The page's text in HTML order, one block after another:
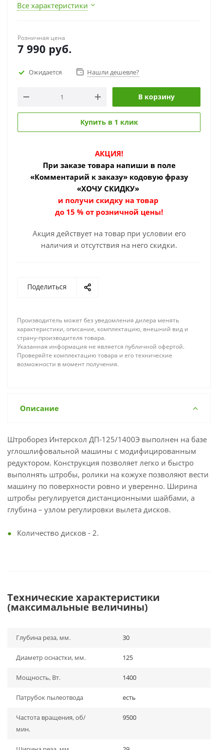
Все характеристики
Розничная цена
7 990 руб.
Ожидается Нашли дешевле?
В корзину
Купить в 1 клик
АКЦИЯ!
При заказе товара напиши в поле
«Комментарий к заказу» кодовую фразу
«ХОЧУ СКИДКУ»
и получи скидку на товар
до 15 % от розничной цены!
Акция действует на товар при условии его
наличия и отсутствия на него скидки.
Поделиться
Производитель может без уведомления дилера менять
характеристики, описание, комплектацию, внешний вид и
страну-производителя товара.
Указанная информация не является публичной офертой.
Проверяйте комплектацию товара и его технические
возможности в момент получения.
Описание
Штроборез Интерскол ДП-125/1400Э выполнен на базе
углошлифовальной машины с модифицированным
редуктором. Конструкция позволяет легко и быстро
выполнять штробы, ролики на кожухе позволяют вести
машину по поверхности ровно и уверенно. Ширина
штробы регулируется дистанционными шайбами, а
глубина – узлом регулировки вылета дисков.
Количество дисков - 2.
Технические характеристики
(максимальные величины)
Глубина реза, мм. 30
Диаметр оснастки, мм. 125
Мощность, Вт. 1400
Патрубок пылеотвода есть
Частота вращения, об/
мин.
9500